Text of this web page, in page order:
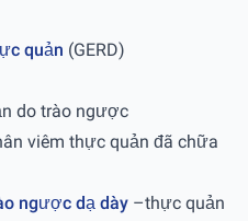
quản (GERD)
do trào ngược
viêm thực quản đã chữa
ngược dạ dày –thực quản